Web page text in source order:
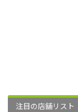
注目の店舗リスト